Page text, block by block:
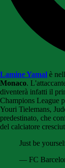
Lamine Yamal è
Monaco.
diventerà infatti il
Champions League
Youri Tielemans,
predestinato, che
del calciatore
Just be
— FC